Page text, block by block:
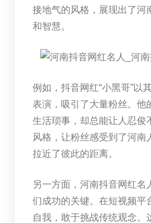
接地气的风格，展现出了河
和智慧。
例如，抖音网红“小黑哥”以
表演，吸引了大量粉丝。他
生活琐事，却总能让人忍俊
风格，让粉丝感受到了河南
拉近了彼此的距离。
另一方面，河南抖音网红名
们成功的关键。在短视频平
自我，敢于挑战传统观念。